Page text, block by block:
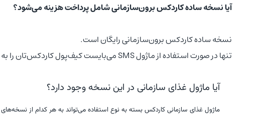
آیا نسخه ساده کاردکس برون‌سازمانی شامل پرداخت هزینه می‌شود؟
نسخه ساده کاردکس برون‌سازمانی رایگان است.
تنها در صورت استفاده از ماژول SMS می‌بایست کیف‌پول کاردکس‌تان را به میزان دلخواه شارژ کنید.
آیا ماژول غذای سازمانی در این نسخه وجود دارد؟
ماژول غذای سازمانی کاردکس بسته به نوع استفاده می‌تواند به هر کدام از